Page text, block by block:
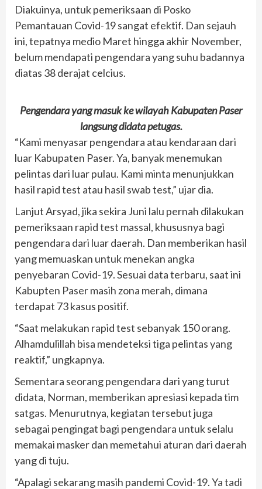
Diakuinya, untuk pemeriksaan di Posko
Pemantauan Covid-19 sangat efektif. Dan sejauh
ini, tepatnya medio Maret hingga akhir November,
belum mendapati pengendara yang suhu badannya
diatas 38 derajat celcius.
Pengendara yang masuk ke wilayah Kabupaten Paser
langsung didata petugas.
“Kami menyasar pengendara atau kendaraan dari
luar Kabupaten Paser. Ya, banyak menemukan
pelintas dari luar pulau. Kami minta menunjukkan
hasil rapid test atau hasil swab test,” ujar dia.
Lanjut Arsyad, jika sekira Juni lalu pernah dilakukan
pemeriksaan rapid test massal, khususnya bagi
pengendara dari luar daerah. Dan memberikan hasil
yang memuaskan untuk menekan angka
penyebaran Covid-19. Sesuai data terbaru, saat ini
Kabupten Paser masih zona merah, dimana
terdapat 73 kasus positif.
“Saat melakukan rapid test sebanyak 150 orang.
Alhamdulillah bisa mendeteksi tiga pelintas yang
reaktif,” ungkapnya.
Sementara seorang pengendara dari yang turut
didata, Norman, memberikan apresiasi kepada tim
satgas. Menurutnya, kegiatan tersebut juga
sebagai pengingat bagi pengendara untuk selalu
memakai masker dan memetahui aturan dari daerah
yang di tuju.
“Apalagi sekarang masih pandemi Covid-19. Ya tadi